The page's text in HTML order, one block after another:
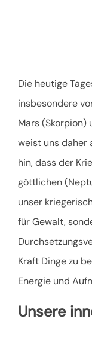
Die heutige
insbesondere
Mars (Skorpion)
weist uns daher
hin, dass der
göttlichen
unser
für Gewalt,
Kraft Dinge zu
Energie und
Unsere